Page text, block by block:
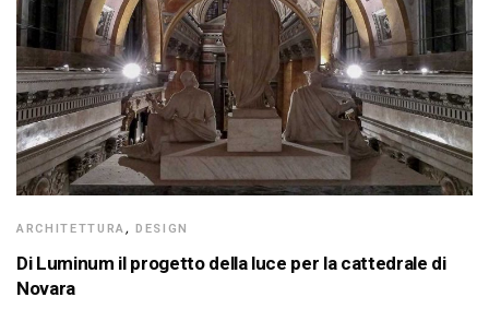
ARCHITETTURA,DESIGN
Di Luminum il progetto della luce per la cattedrale di
Novara